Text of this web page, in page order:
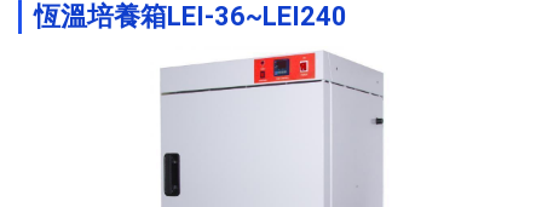
恆溫培養箱LEI-36~LEI240